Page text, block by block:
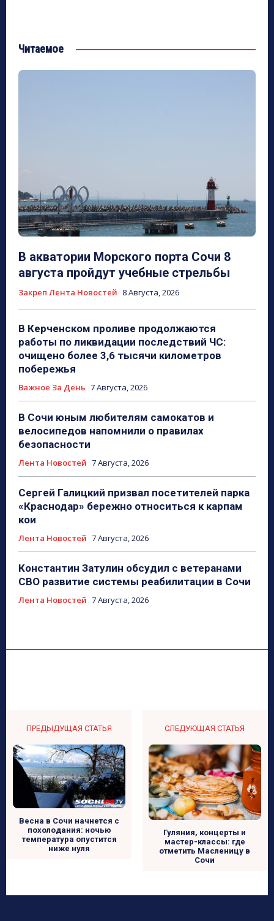
Читаемое
В акватории Морского порта Сочи 8
августа пройдут учебные стрельбы
Закреп Лента Новостей 8 Августа, 2026
В Керченском проливе продолжаются
работы по ликвидации последствий ЧС:
очищено более 3,6 тысячи километров
побережья
Важное За День 7 Августа, 2026
В Сочи юным любителям самокатов и
велосипедов напомнили о правилах
безопасности
Лента Новостей 7 Августа, 2026
Сергей Галицкий призвал посетителей парка
«Краснодар» бережно относиться к карпам
кои
Лента Новостей 7 Августа, 2026
Константин Затулин обсудил с ветеранами
СВО развитие системы реабилитации в Сочи
Лента Новостей 7 Августа, 2026
ПРЕДЫДУЩАЯ СТАТЬЯ
Весна в Сочи начнется с
похолодания: ночью
температура опустится
ниже нуля
СЛЕДУЮЩАЯ СТАТЬЯ
Гуляния, концерты и
мастер-классы: где
отметить Масленицу в
Сочи